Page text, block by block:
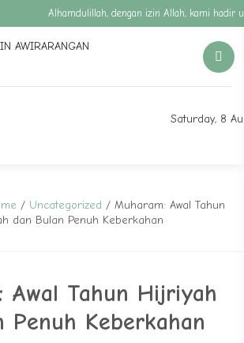
Alhamdulillah, dengan izin Allah, kami hadir
Saturday, 8
/ Uncategorized / Muharam: Awal Tahun
dan Bulan Penuh Keberkahan
Awal Tahun Hijriyah
Penuh Keberkahan